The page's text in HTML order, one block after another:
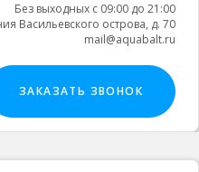
Без выходных с 09:00 до 21:00
Васильевского острова, д. 70
mail@aquabalt.ru
ЗАКАЗАТЬ ЗВОНОК